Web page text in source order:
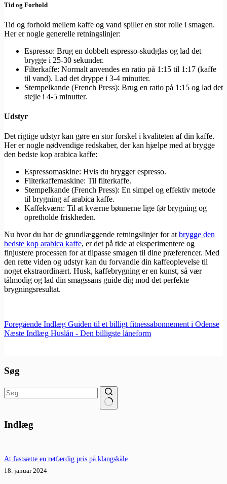
Tid og Forhold
Tid og forhold mellem kaffe og vand spiller en stor rolle i smagen.
Her er nogle generelle retningslinjer:
Espresso: Brug en dobbelt espresso-skudglas og lad det
brygge i 25-30 sekunder.
Filterkaffe: Normalt anvendes en ratio på 1:15 til 1:17 (kaffe
til vand). Lad det dryppe i 3-4 minutter.
Stempelkande (French Press): Brug en ratio på 1:15 og lad det
stejle i 4-5 minutter.
Udstyr
Det rigtige udstyr kan gøre en stor forskel i kvaliteten af din kaffe.
Her er nogle nødvendige redskaber, der kan hjælpe med at brygge
den bedste kop arabica kaffe:
Espressomaskine: Hvis du brygger espresso.
Filterkaffemaskine: Til filterkaffe.
Stempelkande (French Press): En simpel og effektiv metode
til brygning af arabica kaffe.
Kaffekværn: Til at kværne bønnerne lige før brygning og
opretholde friskheden.
Nu hvor du har de grundlæggende retningslinjer for atbrygge den
bedste kop arabica kaffe, er det på tide at eksperimentere og
finjustere processen for at tilpasse smagen til dine præferencer. Med
den rette viden og udstyr kan du forvandle din kaffeoplevelse til
noget ekstraordinært. Husk, kaffebrygning er en kunst, så vær
tålmodig og lad din smagssans guide dig mod det perfekte
brygningsresultat.
Foregående Indlæg Guiden til et billigt fitnessabonnement i Odense
Næste Indlæg Huslån - Den billigste låneform
Søg
resultater
Indlæg
At fastsætte en retfærdig pris på klangskåle
18. januar 2024